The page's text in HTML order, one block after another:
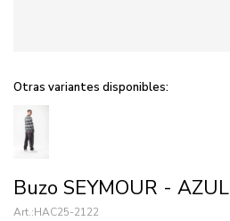
Buzo SEYMOUR - AZUL
HAC25-2122
Otras variantes disponibles: